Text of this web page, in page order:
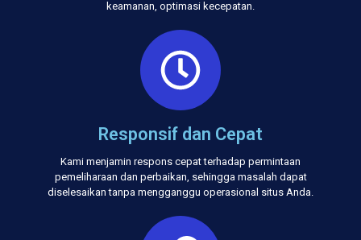
keamanan, optimasi kecepatan.
Responsif dan Cepat
Kami menjamin respons cepat terhadap permintaan
pemeliharaan dan perbaikan, sehingga masalah dapat
diselesaikan tanpa mengganggu operasional situs Anda.